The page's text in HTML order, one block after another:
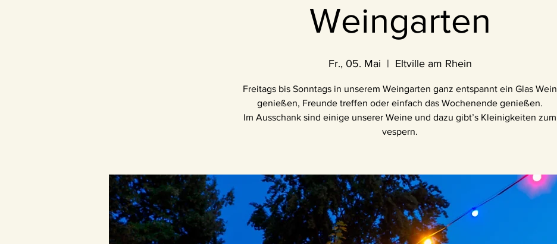
Weingarten
Fr., 05. Mai
  |
Eltville am Rhein
Freitags bis Sonntags in unserem Weingarten ganz entspannt ein Glas Wein
genießen, Freunde treffen oder einfach das Wochenende genießen.
Im Ausschank sind einige unserer Weine und dazu gibt’s Kleinigkeiten zum
vespern.